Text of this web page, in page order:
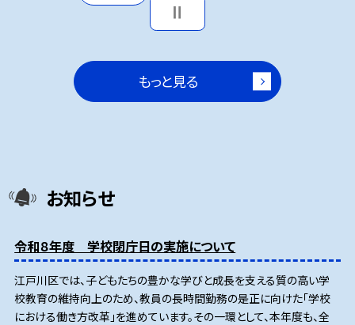
もっと見る
お知らせ
令和８年度 学校閉庁日の実施について
江戸川区では、子どもたちの豊かな学びと成長を支える質の高い学
校教育の維持向上のため、教員の長時間勤務の是正に向けた「学校
における働き方改革」を進めています。その一環として、本年度も、全